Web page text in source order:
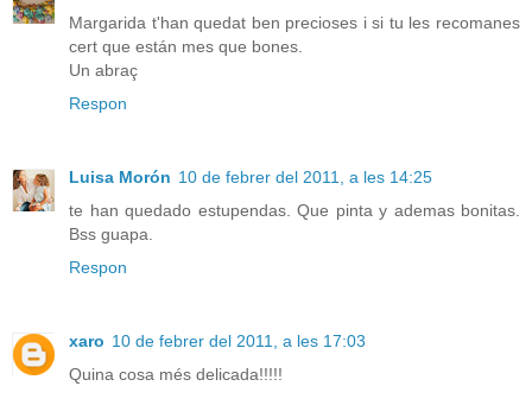
Margarida t'han quedat ben precioses i si tu les recomanes
cert que están mes que bones.
Un abraç
Respon
Luisa Morón 10 de febrer del 2011, a les 14:25
te han quedado estupendas. Que pinta y ademas bonitas.
Bss guapa.
Respon
xaro 10 de febrer del 2011, a les 17:03
Quina cosa més delicada!!!!!